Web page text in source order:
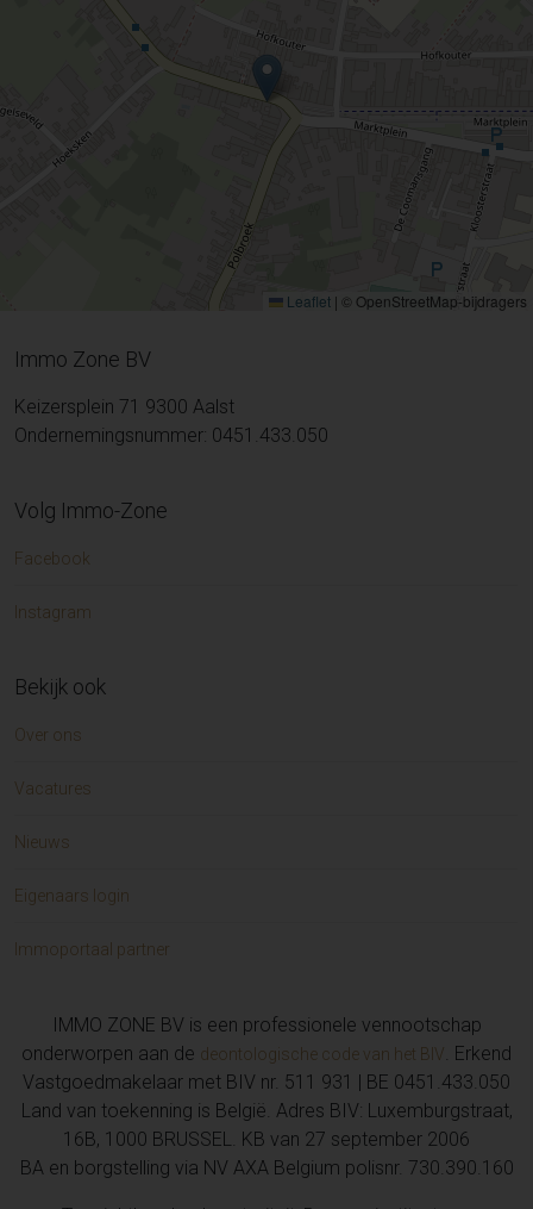
Leaflet | © OpenStreetMap-bijdragers
Immo Zone BV
Keizersplein 71 9300 Aalst
Ondernemingsnummer: 0451.433.050
Volg Immo-Zone
Facebook
Instagram
Bekijk ook
Over ons
Vacatures
Nieuws
Eigenaars login
Immoportaal partner
IMMO ZONE BV is een professionele vennootschap
onderworpen aan de deontologische code van het BIV
. Erkend
Vastgoedmakelaar met BIV nr. 511 931 | BE 0451.433.050
Land van toekenning is België. Adres BIV: Luxemburgstraat,
16B, 1000 BRUSSEL. KB van 27 september 2006
BA en borgstelling via NV AXA Belgium polisnr. 730.390.160